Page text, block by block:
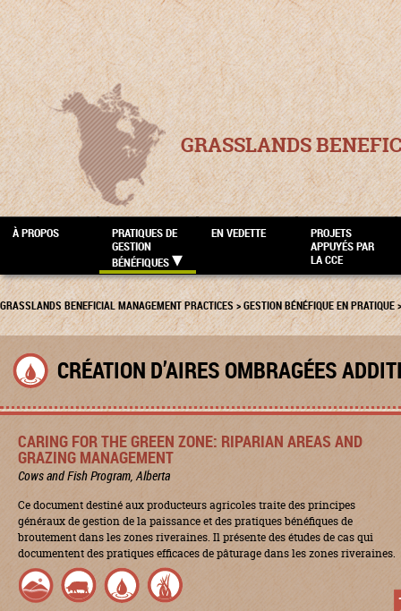
GRASSLANDS
À PROPOS
PRATIQUES DE
GESTION
BÉNÉFIQUES
EN VEDETTE
PROJETS
APPUYÉS PAR
LA CCE
GRASSLANDS BENEFICIAL MANAGEMENT PRACTICES>GESTION BÉNÉFIQUE EN PRATIQUE
CRÉATION D’AIRES OMBRAGÉES
CARING FOR THE GREEN ZONE: RIPARIAN AREAS AND
GRAZING MANAGEMENT
Cows and Fish Program, Alberta
Ce document destiné aux producteurs agricoles traite des principes
généraux de gestion de la paissance et des pratiques bénéfiques de
broutement dans les zones riveraines. Il présente des études de cas qui
documentent des pratiques efficaces de pâturage dans les zones riveraines.